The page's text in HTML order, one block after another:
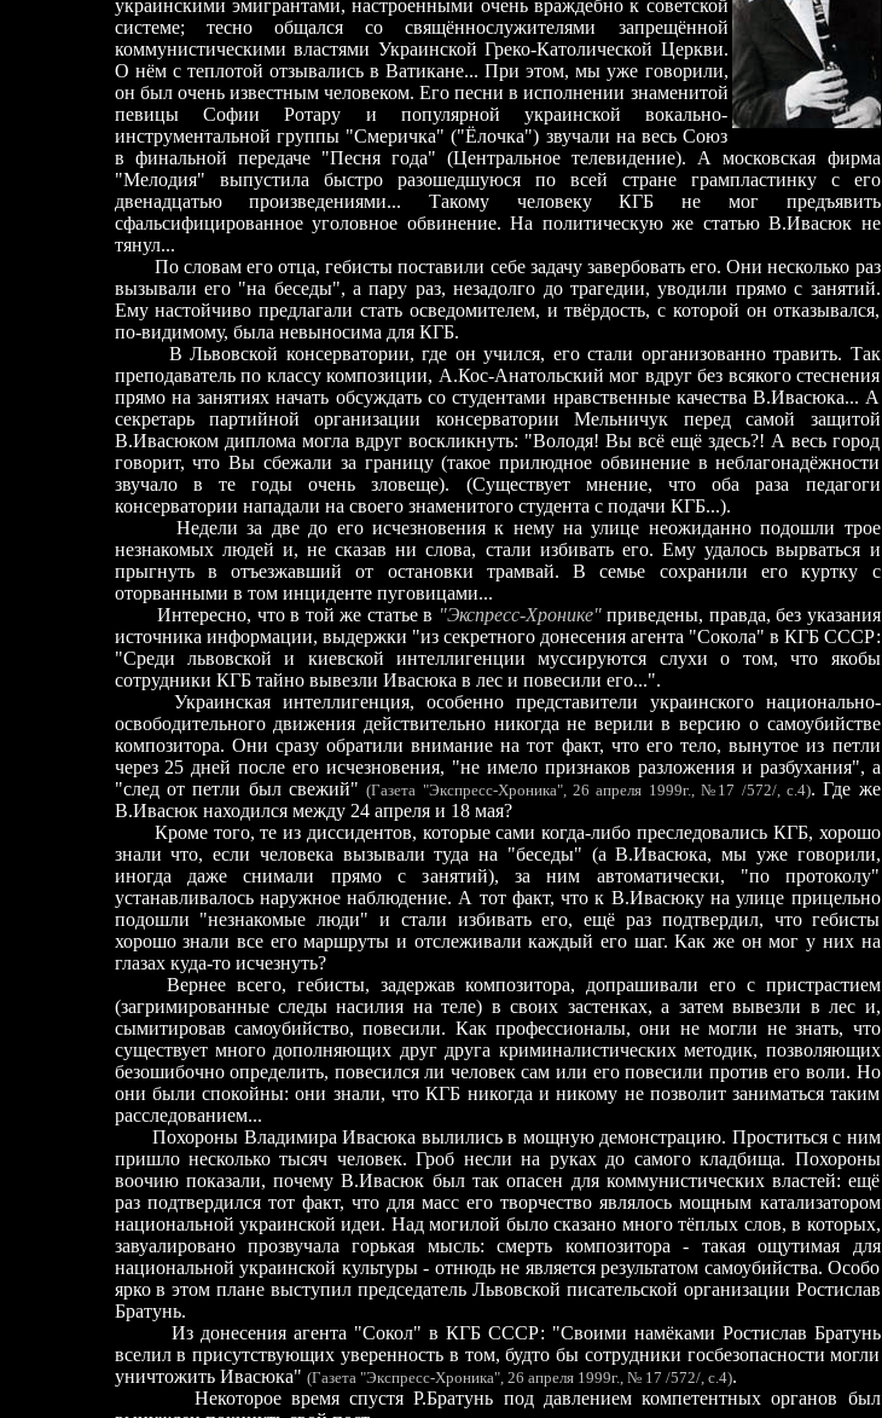
украинскими эмигрантами, настроенными очень враждебно к советской
системе; тесно общался со свящённослужителями запрещённой
коммунистическими властями Украинской Греко-Католической Церкви.
О нём с теплотой отзывались в Ватикане... При этом, мы уже говорили,
он был очень известным человеком. Его песни в исполнении знаменитой
певицы Софии Ротару и популярной украинской вокально-
инструментальной группы "Смеричка" ("Ёлочка") звучали на весь Союз
в финальной передаче "Песня года" (Центральное телевидение). А московская фирма
"Мелодия" выпустила быстро разошедшуюся по всей стране грампластинку с его
двенадцатью произведениями... Такому человеку КГБ не мог предъявить
сфальсифицированное уголовное обвинение. На политическую же статью В.Ивасюк не
тянул...
По словам его отца, гебисты поставили себе задачу завербовать его. Они несколько раз
вызывали его "на беседы", а пару раз, незадолго до трагедии, уводили прямо с занятий.
Ему настойчиво предлагали стать осведомителем, и твёрдость, с которой он отказывался,
по-видимому, была невыносима для КГБ.
В Львовской консерватории, где он учился, его стали организованно травить. Так
преподаватель по классу композиции, А.Кос-Анатольский мог вдруг без всякого стеснения
прямо на занятиях начать обсуждать со студентами нравственные качества В.Ивасюка... А
секретарь партийной организации консерватории Мельничук перед самой защитой
В.Ивасюком диплома могла вдруг воскликнуть: "Володя! Вы всё ещё здесь?! А весь город
говорит, что Вы сбежали за границу (такое прилюдное обвинение в неблагонадёжности
звучало в те годы очень зловеще). (Существует мнение, что оба раза педагоги
консерватории нападали на своего знаменитого студента с подачи КГБ...).
Недели за две до его исчезновения к нему на улице неожиданно подошли трое
незнакомых людей и, не сказав ни слова, стали избивать его. Ему удалось вырваться и
прыгнуть в отъезжавший от остановки трамвай. В семье сохранили его куртку с
оторванными в том инциденте пуговицами...
Интересно, что в той же статье в "Экспресс-Хронике"приведены, правда, без указания
источника информации, выдержки "из секретного донесения агента "Сокола" в КГБ СССР:
"Среди львовской и киевской интеллигенции муссируются слухи о том, что якобы
сотрудники КГБ тайно вывезли Ивасюка в лес и повесили его...".
Украинская интеллигенция, особенно представители украинского национально-
освободительного движения действительно никогда не верили в версию о самоубийстве
композитора. Они сразу обратили внимание на тот факт, что его тело, вынутое из петли
через 25 дней после его исчезновения, "не имело признаков разложения и разбухания", а
"след от петли был свежий"(Газета "Экспресс-Хроника", 26 апреля 1999г., №17 /572/, с.4). Где же
В.Ивасюк находился между 24 апреля и 18 мая?
Кроме того, те из диссидентов, которые сами когда-либо преследовались КГБ, хорошо
знали что, если человека вызывали туда на "беседы" (а В.Ивасюка, мы уже говорили,
иногда даже снимали прямо с занятий), за ним автоматически, "по протоколу"
устанавливалось наружное наблюдение. А тот факт, что к В.Ивасюку на улице прицельно
подошли "незнакомые люди" и стали избивать его, ещё раз подтвердил, что гебисты
хорошо знали все его маршруты и отслеживали каждый его шаг. Как же он мог у них на
глазах куда-то исчезнуть?
Вернее всего, гебисты, задержав композитора, допрашивали его с пристрастием
(загримированные следы насилия на теле) в своих застенках, а затем вывезли в лес и,
сымитировав самоубийство, повесили. Как профессионалы, они не могли не знать, что
существует много дополняющих друг друга криминалистических методик, позволяющих
безошибочно определить, повесился ли человек сам или его повесили против его воли. Но
они были спокойны: они знали, что КГБ никогда и никому не позволит заниматься таким
расследованием...
Похороны Владимира Ивасюка вылились в мощную демонстрацию. Проститься с ним
пришло несколько тысяч человек. Гроб несли на руках до самого кладбища. Похороны
воочию показали, почему В.Ивасюк был так опасен для коммунистических властей: ещё
раз подтвердился тот факт, что для масс его творчество являлось мощным катализатором
национальной украинской идеи. Над могилой было сказано много тёплых слов, в которых,
завуалировано прозвучала горькая мысль: смерть композитора - такая ощутимая для
национальной украинской культуры - отнюдь не является результатом самоубийства. Особо
ярко в этом плане выступил председатель Львовской писательской организации Ростислав
Братунь.
Из донесения агента "Сокол" в КГБ СССР: "Своими намёками Ростислав Братунь
вселил в присутствующих уверенность в том, будто бы сотрудники госбезопасности могли
уничтожить Ивасюка" (Газета "Экспресс-Хроника", 26 апреля 1999г., № 17 /572/, с.4).
Некоторое время спустя Р.Братунь под давлением компетентных органов был